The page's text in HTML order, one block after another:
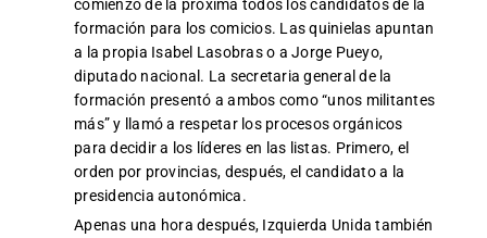
comienzo de la próxima todos los candidatos de la
formación para los comicios. Las quinielas apuntan
a la propia Isabel Lasobras o a Jorge Pueyo,
diputado nacional. La secretaria general de la
formación presentó a ambos como “unos militantes
más” y llamó a respetar los procesos orgánicos
para decidir a los líderes en las listas. Primero, el
orden por provincias, después, el candidato a la
presidencia autonómica.
Apenas una hora después, Izquierda Unida también